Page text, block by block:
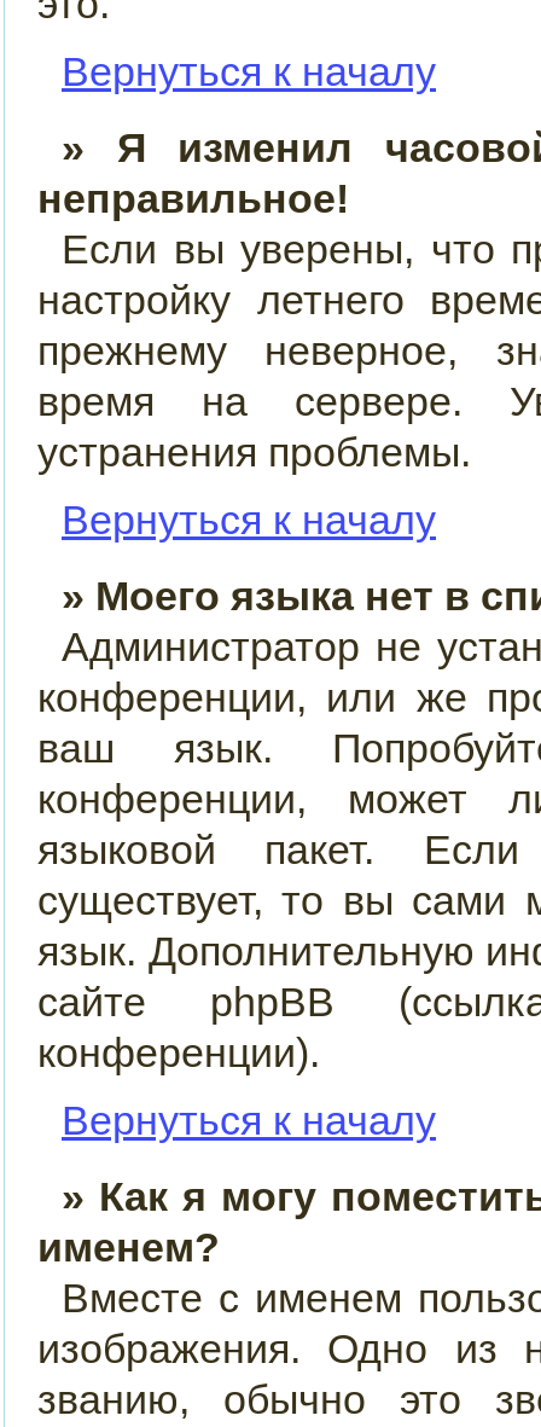
Вернуться к началу
» Я изменил
неправильное!
Если вы уверены, что
настройку летнего
прежнему неверное,
время на сервере.
устранения проблемы.
Вернуться к началу
» Моего языка нет в
Администратор не
конференции, или же
ваш язык.
конференции, может
языковой пакет.
существует, то вы сами
язык. Дополнительную
сайте phpBB
конференции).
Вернуться к началу
» Как я могу
именем?
Вместе с именем
изображения. Одно из
званию, обычно это